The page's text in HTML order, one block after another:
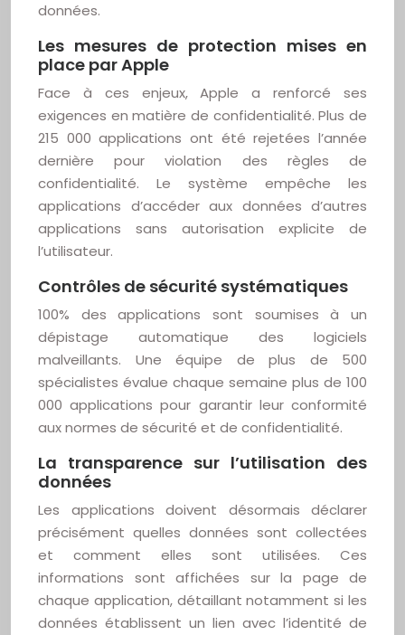
données.
Les mesures de protection mises en
place par Apple
Face à ces enjeux, Apple a renforcé ses
exigences en matière de confidentialité. Plus de
215 000 applications ont été rejetées l’année
dernière pour violation des règles de
confidentialité. Le système empêche les
applications d’accéder aux données d’autres
applications sans autorisation explicite de
l’utilisateur.
Contrôles de sécurité systématiques
100% des applications sont soumises à un
dépistage automatique des logiciels
malveillants. Une équipe de plus de 500
spécialistes évalue chaque semaine plus de 100
000 applications pour garantir leur conformité
aux normes de sécurité et de confidentialité.
La transparence sur l’utilisation des
données
Les applications doivent désormais déclarer
précisément quelles données sont collectées
et comment elles sont utilisées. Ces
informations sont affichées sur la page de
chaque application, détaillant notamment si les
données établissent un lien avec l’identité de